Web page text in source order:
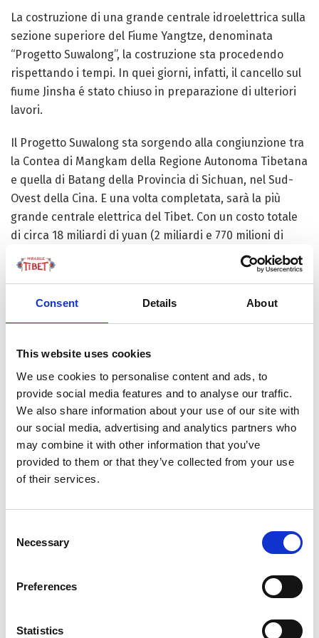
Consent Details About
This website uses cookies
We use cookies to personalise content and ads, to
provide social media features and to analyse our traffic.
We also share information about your use of our site with
our social media, advertising and analytics partners who
may combine it with other information that you’ve
provided to them or that they’ve collected from your use
of their services.
Selection
Necessary
Preferences
Statistics
La costruzione di una grande centrale idroelettrica sulla
sezione superiore del Fiume Yangtze, denominata
“Progetto Suwalong”, la costruzione sta procedendo
rispettando i tempi. In quei giorni, infatti, il cancello sul
fiume Jinsha é stato chiuso in preparazione di ulteriori
lavori.
Il Progetto Suwalong sta sorgendo alla congiunzione tra
la Contea di Mangkam della Regione Autonoma Tibetana
e quella di Batang della Provincia di Sichuan, nel Sud-
Ovest della Cina. E una volta completata, sarà la più
grande centrale elettrica del Tibet. Con un costo totale
di circa 18 miliardi di yuan (2 miliardi e 770 milioni di
dollari usa) il progetto è totalmente frutto della China
Huadian Corporation, leader del Dragone nel campo
Una volta completata, la centrale, i cui generatori
milioni di Kw e genererà 5,4 miliardi di Kh\h all’anno. La
diga, alta 112 metri, formerà un invaso di 675 milioni di
metri cubi d’acqua. Perché investire nell’idroelettrico?
Secondo le autorità locali, il progetto aiuterà la Cina a
diventare meno dipendente dal carbone oltre a fornire
lavoro alla popolazione locale, che sarà impiegata nella
manutenzione della centrale.
molto arida, ha richiesto studi approfonditi, anche per
Suwalong” comprende sistemi per permettere il
passaggio dei pesci e un centro di acquacoltura per
Guliang ha dichiarato che per tutti i lavori necessari alla